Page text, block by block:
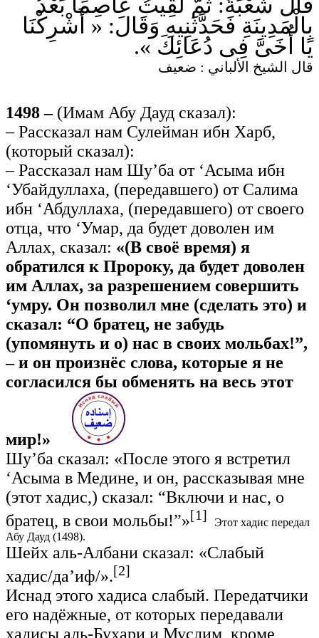
بِالْمَدِينَةِ فَحَدَّثَنِيهِ وَقَالَ: « أَشْرِكْنَا
يَا أُخَىَّ فِى دُعَائِكَ ».
قال الشيخ الألباني : ضعيف
1498 –(Имам Абу Дауд сказал):
– Рассказал нам Сулейман ибн Харб,
(который сказал):
– Рассказал нам Шу’ба от ‘Асыма ибн
‘Убайдуллаха, (передавшего) от Салима
ибн ‘Абдуллаха, (передавшего) от своего
отца, что ‘Умар, да будет доволен им
Аллах, сказал: «(В своё время) я
обратился к Пророку, да будет доволен
им Аллах, за разрешением совершить
‘умру. Он позволил мне (сделать это) и
сказал: “О братец, не забудь
(упомянуть и о) нас в своих мольбах!”,
– и он произнёс слова, которые я не
согласился бы обменять на весь этот
мир!»
Шу’ба сказал: «После этого я встретил
‘Асыма в Медине, и он, рассказывая мне
(этот хадис,) сказал: “Включи и нас, о
братец, в свои мольбы!”»[1]
Этот хадис передал
Абу Дауд (1498).
Шейх аль-Албани сказал: «Слабый
хадис/да’иф/».[2]
Иснад этого хадиса слабый. Передатчики
его надёжные, от которых передавали
хадисы аль-Бухари и Муслим, кроме